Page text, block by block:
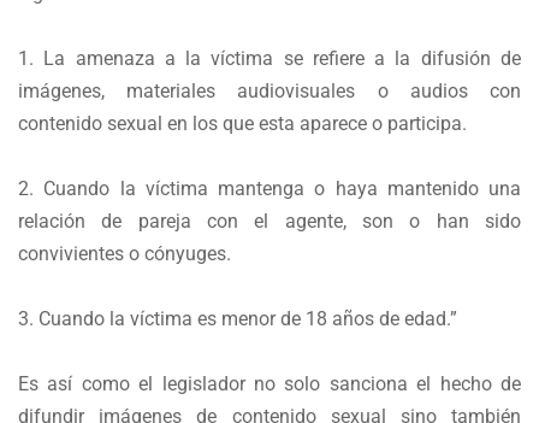
1. La amenaza a la víctima se refiere a la difusión de
imágenes, materiales audiovisuales o audios con
contenido sexual en los que esta aparece o participa.
2. Cuando la víctima mantenga o haya mantenido una
relación de pareja con el agente, son o han sido
convivientes o cónyuges.
3. Cuando la víctima es menor de 18 años de edad.”
Es así como el legislador no solo sanciona el hecho de
difundir imágenes de contenido sexual sino también